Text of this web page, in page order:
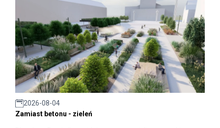
2026-08-04
Zamiast betonu - zieleń